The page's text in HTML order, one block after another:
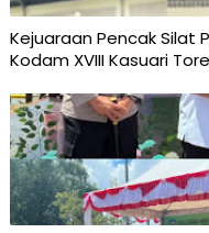
Kejuaraan Pencak Silat
Kodam XVIII Kasuari